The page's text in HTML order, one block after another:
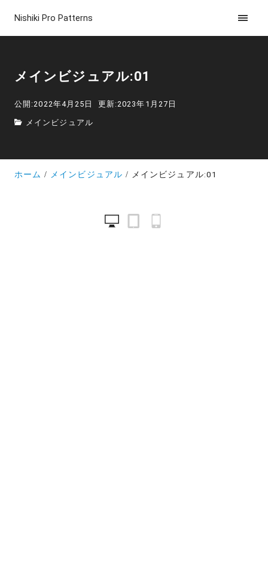
Nishiki Pro Patterns
メインビジュアル:01
公開:2022年4月25日 更新:2023年1月27日
メインビジュアル
ホーム メインビジュアル メインビジュアル:01